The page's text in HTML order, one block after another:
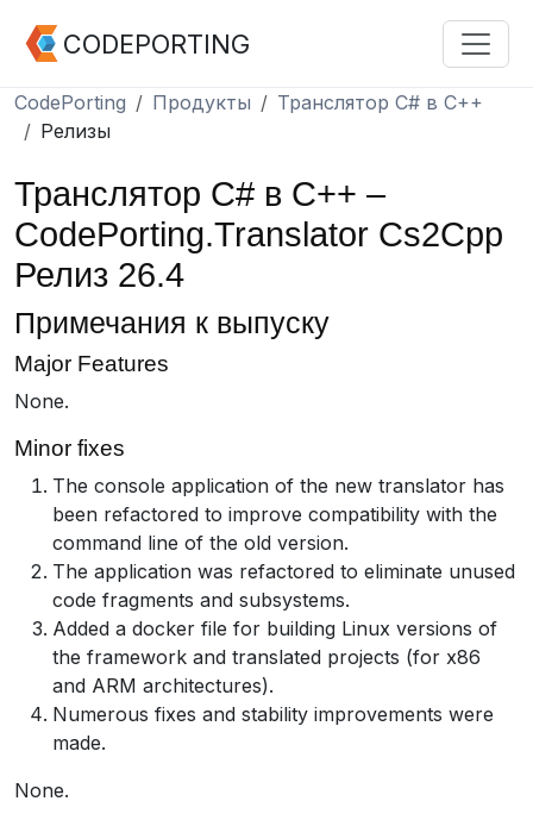
CODEPORTING
CodePorting Продукты
Транслятор C# в C++
Релизы
Транслятор C# в C++ –
CodePorting.Translator Cs2Cpp
Релиз 26.4
Примечания к выпуску
Major Features
None.
Minor fixes
The console application of the new translator has
been refactored to improve compatibility with the
command line of the old version.
The application was refactored to eliminate unused
code fragments and subsystems.
Added a docker file for building Linux versions of
the framework and translated projects (for x86
and ARM architectures).
Numerous fixes and stability improvements were
made.
None.